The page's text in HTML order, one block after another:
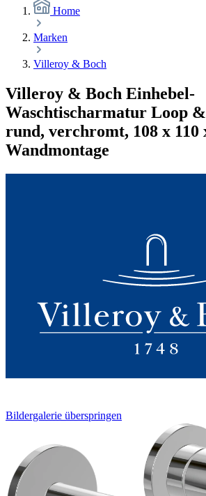
Home
Marken
Villeroy & Boch
Villeroy & Boch Einhebel-
Waschtischarmatur Loop
rund, verchromt, 108 x 110
Wandmontage
Bildergalerie überspringen